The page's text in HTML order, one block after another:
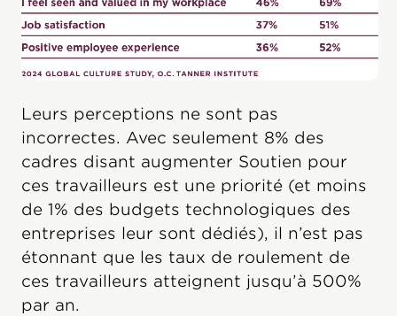
Leurs perceptions ne sont pas
incorrectes. Avec seulement 8% des
cadres disant augmenter Soutien pour
ces travailleurs est une priorité (et moins
de 1% des budgets technologiques des
entreprises leur sont dédiés), il n’est pas
étonnant que les taux de roulement de
ces travailleurs atteignent jusqu’à 500%
par an.